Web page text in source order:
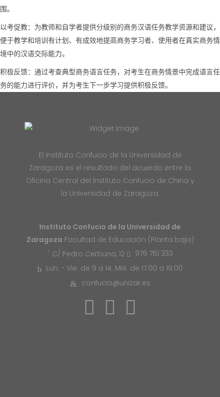
围。
以考促教：为教师和自学者提供分级别的商务汉语任务教学资源和建议，
便于教学和培训有计划、有成效地提高商务学习者、使用者在真实商务情
境中的汉语交际能力。
积极反馈：通过考查典型商务语言任务，对考生在商务情景中完成语言任
务的能力进行评价，并为考生下一步学习提供积极反馈。
El Instituto Confucio de la Universidad de
Zaragoza es el resultado del acuerdo entre la
Oficina Central del Instituto Confucio de China y
la Universidad de Zaragoza.
Instituto Confucio de la Universidad de
Zaragoza Facultad de Educación (Planta baja)
C/ Pedro Cerbuna, 12
976 761 333
Lun. - Vie. de 9 a 14. Mié. de 17:00 a 19:00
confucio@unizar.es